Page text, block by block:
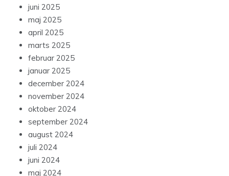
juni 2025
maj 2025
april 2025
marts 2025
februar 2025
januar 2025
december 2024
november 2024
oktober 2024
september 2024
august 2024
juli 2024
juni 2024
maj 2024